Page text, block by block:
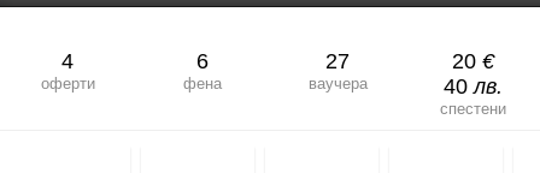
4
оферти
6
фена
27
ваучера
20 €
40лв.
спестени